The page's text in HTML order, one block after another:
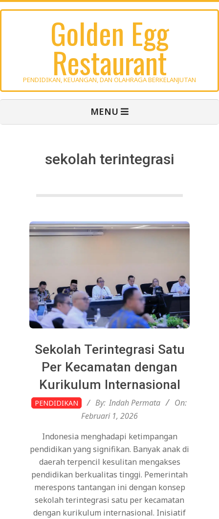
Skip
Golden Egg
Restaurant
PENDIDIKAN, KEUANGAN, DAN OLAHRAGA BERKELANJUTAN
MENU
sekolah terintegrasi
Sekolah Terintegrasi Satu
Per Kecamatan dengan
Kurikulum Internasional
2026-
02-
PENDIDIKAN By: Indah Permata
On:
Februari 1, 2026
Indonesia menghadapi ketimpangan
pendidikan yang signifikan. Banyak anak di
daerah terpencil kesulitan mengakses
pendidikan berkualitas tinggi. Pemerintah
merespons tantangan ini dengan konsep
sekolah terintegrasi satu per kecamatan
dengan kurikulum internasional. Inisiatif